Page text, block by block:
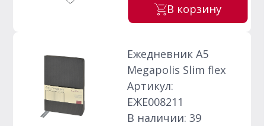
В корзину
Ежедневник А5
Megapolis Slim flex
Артикул:
ЕЖЕ008211
В наличии: 39